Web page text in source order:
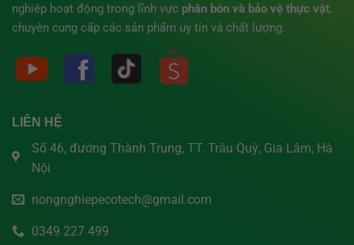
nghiệp hoạt động trong lĩnh vực phân bón và bảo vệ thực vật,
chuyên cung cấp các sản phẩm uy tín và chất lượng.
LIÊN HỆ
Số 46, đường Thành Trung, TT. Trâu Quỳ, Gia Lâm, Hà
Nội
nongnghiepecotech@gmail.com
0349 227 499